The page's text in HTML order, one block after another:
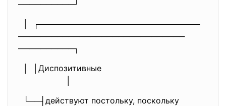
──────────┘
│ ┌─────────────────────────────
──────────────────────────────
──────────┐
│ │Диспозитивные
└──┤действуют постольку, поскольку